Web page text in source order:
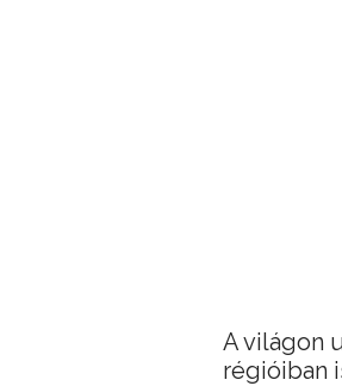
A világon
régióiban